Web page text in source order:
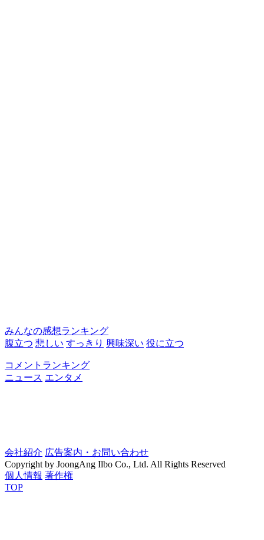
みんなの感想ランキング
腹立つ 悲しい すっきり 興味深い 役に立つ
コメントランキング
ニュース エンタメ
会社紹介 広告案内・お問い合わせ
Copyright by JoongAng Ilbo Co., Ltd. All Rights Reserved
個人情報 著作権
TOP